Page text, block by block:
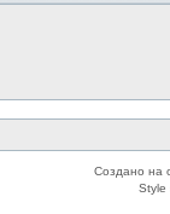
Создано на
Style